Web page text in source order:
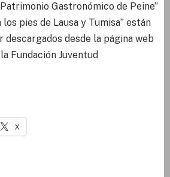
Gastronómico de Peine”
pies de Lausa y Tumisa” están
descargados desde la página web
Fundación Juventud
X